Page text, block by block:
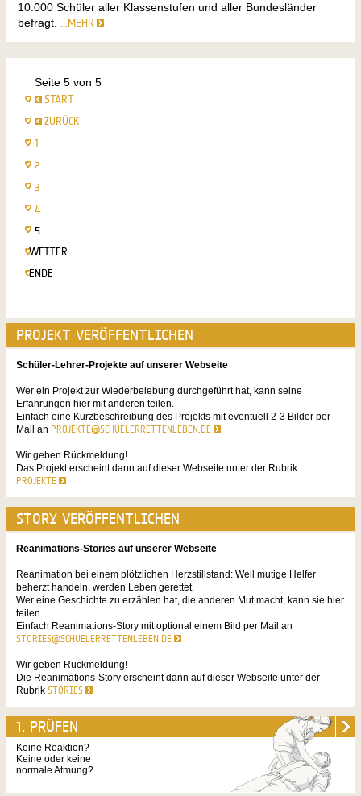
10.000 Schüler aller Klassenstufen und aller Bundesländer
befragt. …MEHR
Seite 5 von 5
START
ZURÜCK
1
2
3
4
5
WEITER
ENDE
PROJEKT VERÖFFENTLICHEN
Schüler-Lehrer-Projekte auf unserer Webseite
Wer ein Projekt zur Wiederbelebung durchgeführt hat, kann seine
Erfahrungen hier mit anderen teilen.
Einfach eine Kurzbeschreibung des Projekts mit eventuell 2-3 Bilder per
Mail an PROJEKTE@SCHUELERRETTENLEBEN.DE
Wir geben Rückmeldung!
Das Projekt erscheint dann auf dieser Webseite unter der Rubrik
PROJEKTE
STORY VERÖFFENTLICHEN
Reanimations-Stories auf unserer Webseite
Reanimation bei einem plötzlichen Herzstillstand: Weil mutige Helfer
beherzt handeln, werden Leben gerettet.
Wer eine Geschichte zu erzählen hat, die anderen Mut macht, kann sie hier
teilen.
Einfach Reanimations-Story mit optional einem Bild per Mail an
STORIES@SCHUELERRETTENLEBEN.DE
Wir geben Rückmeldung!
Die Reanimations-Story erscheint dann auf dieser Webseite unter der
Rubrik STORIES
Keine Reaktion?
Keine oder keine
normale Atmung?
1. PRÜFEN